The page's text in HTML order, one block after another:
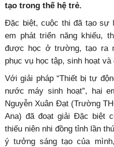
tạo trong thế hệ trẻ.
Đặc biệt, cuộc thi đã tạo sự
em phát triển năng khiếu,
được học ở trường, tạo ra
phục vụ học tập, sinh hoạt và
Với giải pháp “Thiết bị tự
nước máy sinh hoạt”, hai
Nguyễn Xuân Đạt (Trường
Ana) đã đoạt giải Đặc biệt
thiếu niên nhi đồng tỉnh lần
ý tưởng sáng tạo của